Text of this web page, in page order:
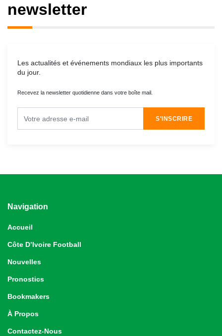
newsletter
Les actualités et événements mondiaux les plus importants
du jour.
Recevez la newsletter quotidienne dans votre boîte mail.
S'INSCRIRE
Navigation
Accueil
Côte D’Ivoire Football
Nouvelles
Pronostics
Bookmakers
À Propos
Contactez-Nous